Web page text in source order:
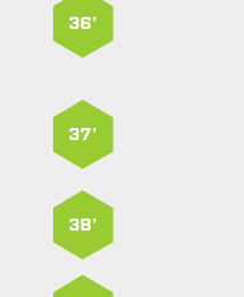
36’
37’
38’